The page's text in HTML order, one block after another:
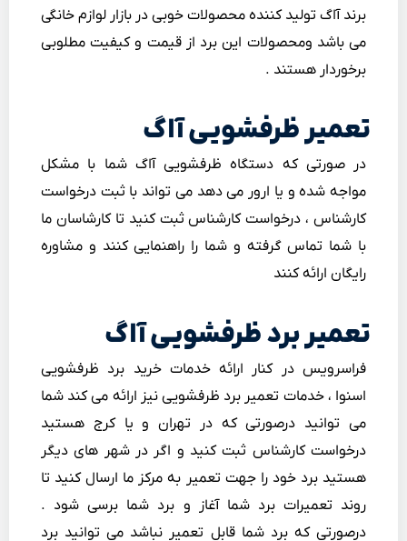
برند آاگ تولید کننده محصولات خوبی در بازار لوازم خانگی
می باشد ومحصولات این برد از قیمت و کیفیت مطلوبی
برخوردار هستند .
تعمیر ظرفشویی آاگ
در صورتی که دستگاه ظرفشویی آاگ شما با مشکل
مواجه شده و یا ارور می دهد می تواند با ثبت درخواست
کارشناس ، درخواست کارشناس ثبت کنید تا کارشاسان ما
با شما تماس گرفته و شما را راهنمایی کنند و مشاوره
رایگان ارائه کنند
تعمیر برد ظرفشویی آاگ
فراسرویس در کنار ارائه خدمات خرید برد ظرفشویی
اسنوا ، خدمات تعمیر برد ظرفشویی نیز ارائه می کند شما
می توانید درصورتی که در تهران و یا کرج هستید
درخواست کارشناس ثبت کنید و اگر در شهر های دیگر
هستید برد خود را جهت تعمیر به مرکز ما ارسال کنید تا
روند تعمیرات برد شما آغاز و برد شما برسی شود .
درصورتی که برد شما قابل تعمیر نباشد می توانید برد